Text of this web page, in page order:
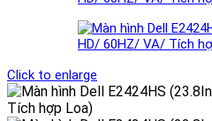
Click to enlarge